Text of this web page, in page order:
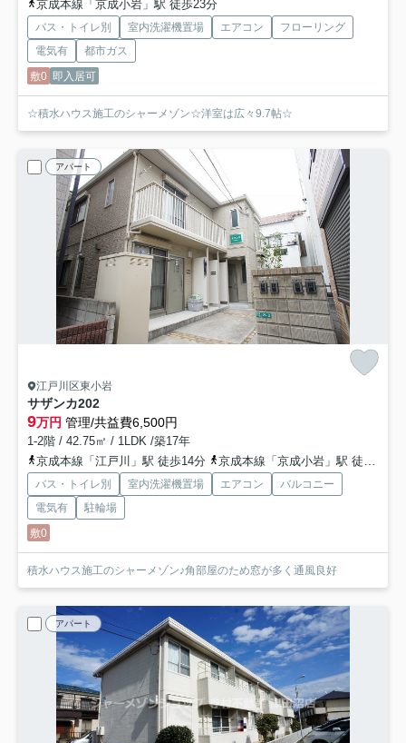
京成本線「京成小岩」駅 徒歩23分
バス・トイレ別 室内洗濯機置場 エアコン
フローリング
電気有
都市ガス
敷0 即入居可
☆積水ハウス施工のシャーメゾン☆洋室は広々9.7帖☆
アパート
江戸川区東小岩
サザンカ202
9万円 管理/共益費6,500円
1-2階 / 42.75㎡ / 1LDK /築17年
京成本線「江戸川」駅 徒歩14分
京成本線「京成小岩」駅 徒歩21分
バス・トイレ別 室内洗濯機置場 エアコン
バルコニー
電気有
駐輪場
敷0
積水ハウス施工のシャーメゾン♪角部屋のため窓が多く通風良好
アパート